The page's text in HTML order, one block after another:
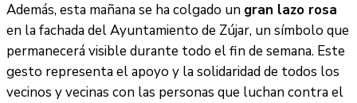
Además, esta mañana se ha colgado un gran lazo rosa
en la fachada del Ayuntamiento de Zújar, un símbolo que
permanecerá visible durante todo el fin de semana. Este
gesto representa el apoyo y la solidaridad de todos los
vecinos y vecinas con las personas que luchan contra el